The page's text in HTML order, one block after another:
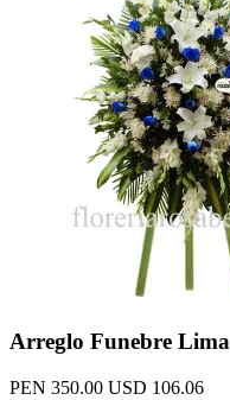
Arreglo Funebre Lima
PEN 350.00 USD 106.06